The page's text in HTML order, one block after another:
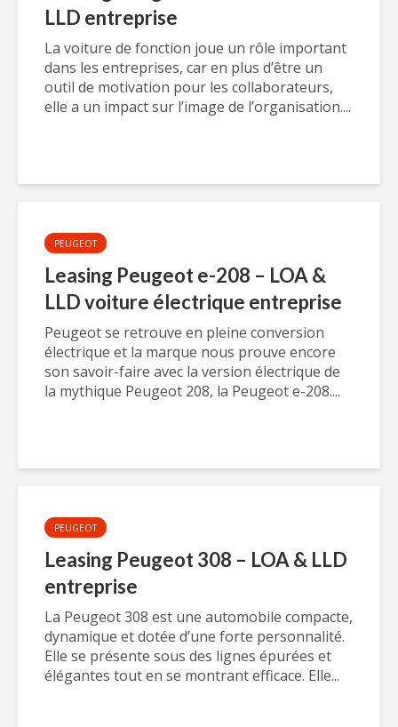
LLD entreprise
La voiture de fonction joue un rôle important
dans les entreprises, car en plus d’être un
outil de motivation pour les collaborateurs,
elle a un impact sur l’image de l’organisation....
PEUGEOT
Leasing Peugeot e-208 – LOA &
LLD voiture électrique entreprise
Peugeot se retrouve en pleine conversion
électrique et la marque nous prouve encore
son savoir-faire avec la version électrique de
la mythique Peugeot 208, la Peugeot e-208....
PEUGEOT
Leasing Peugeot 308 – LOA & LLD
entreprise
La Peugeot 308 est une automobile compacte,
dynamique et dotée d’une forte personnalité.
Elle se présente sous des lignes épurées et
élégantes tout en se montrant efficace. Elle...